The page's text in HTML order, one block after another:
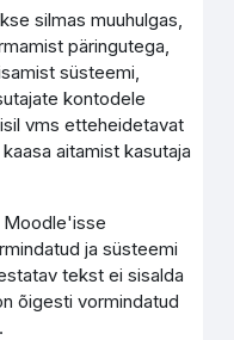
silmas muuhulgas,
päringutega,
süsteemi,
kontodele
vms etteheidetavat
aitamist kasutaja
Moodle'isse
ja süsteemi
tekst ei sisalda
õigesti vormindatud